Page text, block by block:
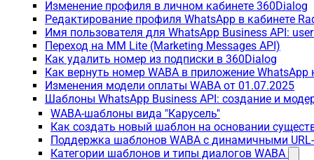
Изменение профиля в личном кабинете 360Dialog
Редактирование профиля WhatsApp в кабинете
Имя пользователя для WhatsApp Business API:
Переход на MM Lite (Marketing Messages API)
Как удалить номер из подписки в 360Dialog
Как вернуть номер WABA в приложение WhatsApp
Изменения модели оплаты WABA от 01.07.2025
Шаблоны WhatsApp Business API: создание и
WABA-шаблоны вида "Карусель"
Как создать новый шаблон на основании
Поддержка шаблонов WABA с динамичными
Категории шаблонов и типы диалогов WABA